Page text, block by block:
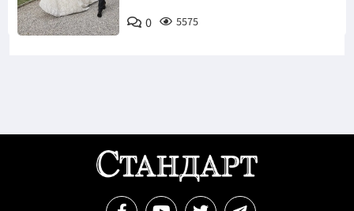
Снимка:
Инстаграм
0 5575